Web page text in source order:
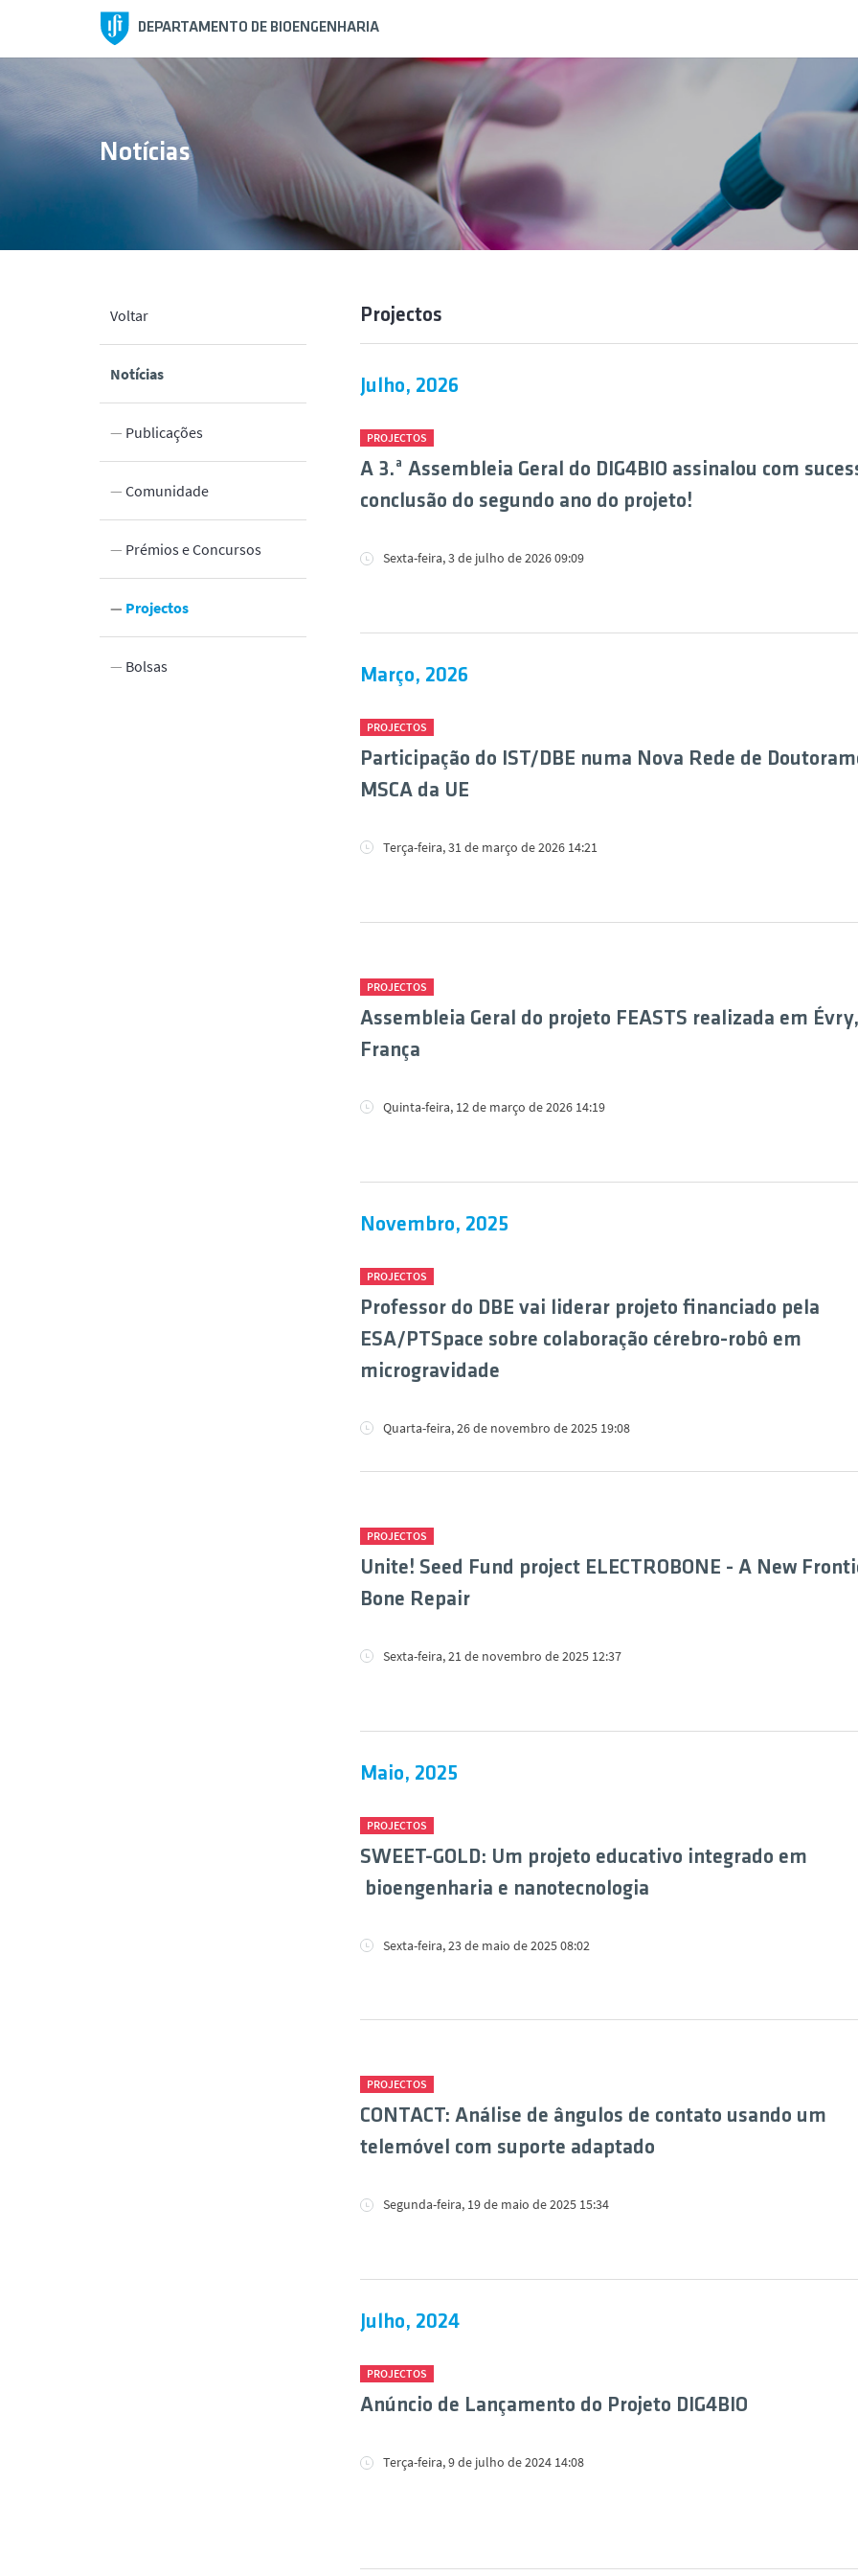
DEPARTAMENTO DE BIOENGENHARIA
Voltar
Notícias
Publicações
Comunidade
Prémios e Concursos
Projectos
Bolsas
Notícias
Projectos
Julho, 2026
PROJECTOS
A 3.ª Assembleia Geral do DIG4BIO assinalou com
conclusão do segundo ano do projeto!
Sexta-feira, 3 de julho de 2026 09:09
Março, 2026
PROJECTOS
Participação do IST/DBE numa Nova Rede de
MSCA da UE
Terça-feira, 31 de março de 2026 14:21
PROJECTOS
Assembleia Geral do projeto FEASTS realizada em Évry,
França
Quinta-feira, 12 de março de 2026 14:19
Novembro, 2025
PROJECTOS
Professor do DBE vai liderar projeto financiado pela
ESA/PTSpace sobre colaboração cérebro-robô em
microgravidade
Quarta-feira, 26 de novembro de 2025 19:08
PROJECTOS
Unite! Seed Fund project ELECTROBONE - A New
Bone Repair
Sexta-feira, 21 de novembro de 2025 12:37
Maio, 2025
PROJECTOS
SWEET-GOLD: Um projeto educativo integrado em
bioengenharia e nanotecnologia
Sexta-feira, 23 de maio de 2025 08:02
PROJECTOS
CONTACT: Análise de ângulos de contato usando um
telemóvel com suporte adaptado
Segunda-feira, 19 de maio de 2025 15:34
Julho, 2024
PROJECTOS
Anúncio de Lançamento do Projeto DIG4BIO
Terça-feira, 9 de julho de 2024 14:08